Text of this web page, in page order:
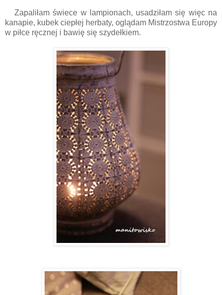
Zapaliłam świece w lampionach, usadziłam się więc na
kanapie, kubek ciepłej herbaty, oglądam Mistrzostwa Europy
w piłce ręcznej i bawię się szydełkiem.